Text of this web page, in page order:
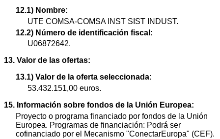
12.1) Nombre:
UTE COMSA-COMSA INST SIST INDUST.
12.2) Número de identificación fiscal:
U06872642.
13. Valor de las ofertas:
13.1) Valor de la oferta seleccionada:
53.432.151,00 euros.
15. Información sobre fondos de la Unión Europea:
Proyecto o programa financiado por fondos de la Unión
Europea. Programas de financiación: Podrá ser
cofinanciado por el Mecanismo "ConectarEuropa" (CEF).